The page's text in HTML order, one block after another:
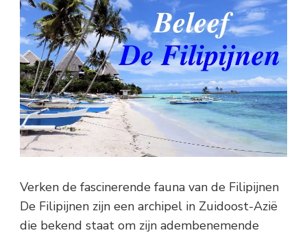
Verken de fascinerende fauna van de Filipijnen
De Filipijnen zijn een archipel in Zuidoost-Azië
die bekend staat om zijn adembenemende